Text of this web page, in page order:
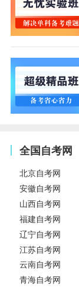
全国自考网
北京自考网
安徽自考网
山西自考网
福建自考网
辽宁自考网
江苏自考网
云南自考网
青海自考网